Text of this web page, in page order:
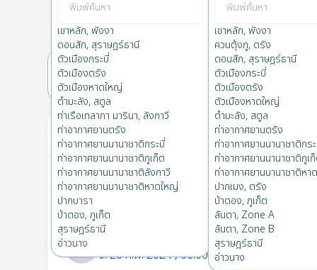
เขาหลัก, พังงา
ดอนสัก, สุราษฎร์ธานี
ตัวเมืองกระบี่
ตัวเมืองตรัง
ตัวเมืองหาดใหญ่
ตำมะลัง, สตูล
ท่าเรือเทลากา มารินา, ลังกาวี
ท่าอากาศยานตรัง
ท่าอากาศยานนานาชาติกระบี่
ท่าอากาศยานนานาชาติภูเก็ต
ท่าอากาศยานนานาชาติลังกาวี
ท่าอากาศยานนานาชาติหาดใหญ่
ปากบารา
ป่าตอง, ภูเก็ต
สุราษฎร์ธานี
อ่าวนาง
เขาหลัก, พังงา
ควนตุ้งกู, ตรัง
ดอนสัก, สุราษฎร์ธานี
ตัวเมืองกระบี่
ตัวเมืองตรัง
ตัวเมืองหาดใหญ่
ตำมะลัง, สตูล
ท่าอากาศยานตรัง
ท่าอากาศยานนานาชาติกร
ท่าอากาศยานนานาชาติภูเ
ท่าอากาศยานนานาชาติห
ปากเมง, ตรัง
ป่าตอง, ภูเก็ต
ลันตา, Zone A
ลันตา, Zone B
สุราษฎร์ธานี
อ่าวนาง
ปากบารา→
0.0 (0รีวิว
11(จ.) 12(อ.)
ตั๋วของคุณ
1 ปากบารา→สุราษฎร์ธานี
2 สุราษฎร์ธานี
จ. 26 ก.พ. 2024, 06:00